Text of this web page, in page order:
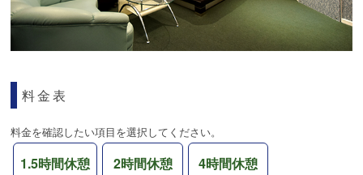
料金表
料金を確認したい項目を選択してください。
1.5時間休憩 2時間休憩 4時間休憩